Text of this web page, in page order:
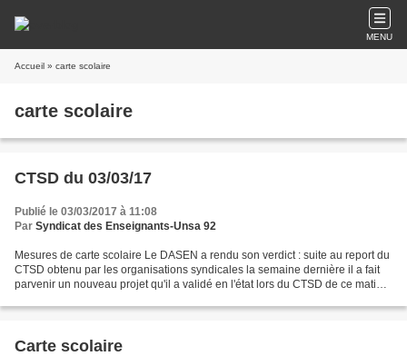
MENU
Accueil » carte scolaire
carte scolaire
CTSD du 03/03/17
Publié le 03/03/2017 à 11:08
Par Syndicat des Enseignants-Unsa 92
Mesures de carte scolaire Le DASEN a rendu son verdict : suite au report du
CTSD obtenu par les organisations syndicales la semaine dernière il a fait
parvenir un nouveau projet qu'il a validé en l'état lors du CTSD de ce matin.
Carte scolaire